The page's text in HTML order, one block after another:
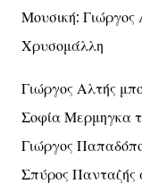
Μουσική:
Χρυσομάλλη
Γιώργος Αλτής
Σοφία Μερμηγκα
Γιώργος
Σπύρος Πανταζής